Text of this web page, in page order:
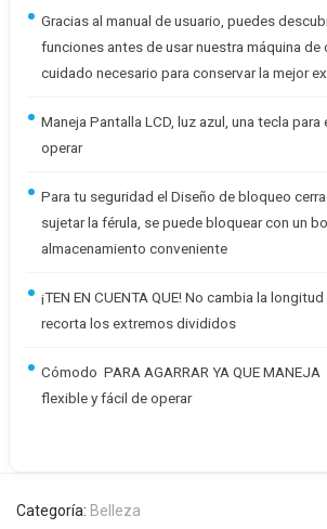
Gracias al manual de usuario, puedes
funciones antes de usar nuestra máquina de
cuidado necesario para conservar la mejor
Maneja Pantalla LCD, luz azul, una tecla para
operar
Para tu seguridad el Diseño de bloqueo
sujetar la férula, se puede bloquear con un
almacenamiento conveniente
¡TEN EN CUENTA QUE! No cambia la
recorta los extremos divididos
Cómodo PARA AGARRAR YA QUE
flexible y fácil de operar
Categoría: Belleza